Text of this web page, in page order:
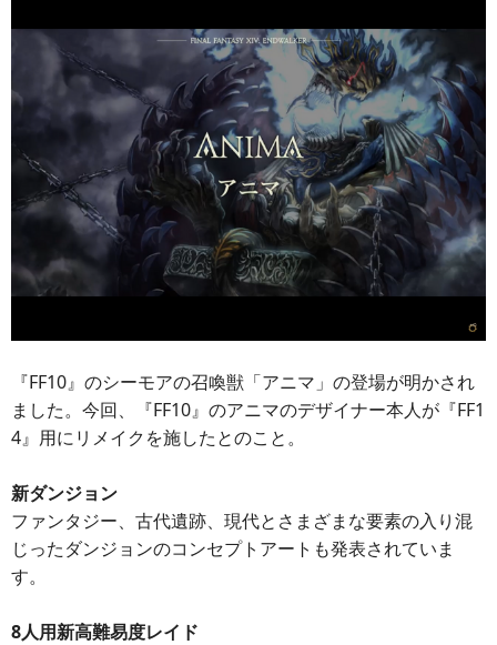
『FF10』のシーモアの召喚獣「アニマ」の登場が明かされ
ました。今回、『FF10』のアニマのデザイナー本人が『FF1
4』用にリメイクを施したとのこと。
新ダンジョン
ファンタジー、古代遺跡、現代とさまざまな要素の入り混
じったダンジョンのコンセプトアートも発表されていま
す。
8人用新高難易度レイド